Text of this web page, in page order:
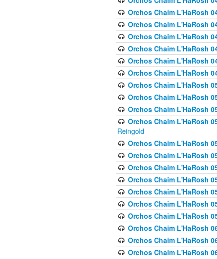
Orchos Chaim L'HaRosh
Orchos Chaim L'HaRosh
Orchos Chaim L'HaRosh
Orchos Chaim L'HaRosh
Orchos Chaim L'HaRosh
Orchos Chaim L'HaRosh
Orchos Chaim L'HaRosh
Orchos Chaim L'HaRosh
Orchos Chaim L'HaRosh
Orchos Chaim L'HaRosh
Reingold
Orchos Chaim L'HaRosh
Orchos Chaim L'HaRosh
Orchos Chaim L'HaRosh
Orchos Chaim L'HaRosh
Orchos Chaim L'HaRosh
Orchos Chaim L'HaRosh
Orchos Chaim L'HaRosh
Orchos Chaim L'HaRosh
Orchos Chaim L'HaRosh
Orchos Chaim L'HaRosh